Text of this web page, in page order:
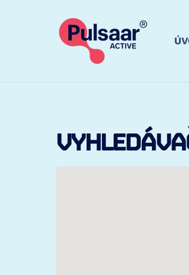
OBSAHU